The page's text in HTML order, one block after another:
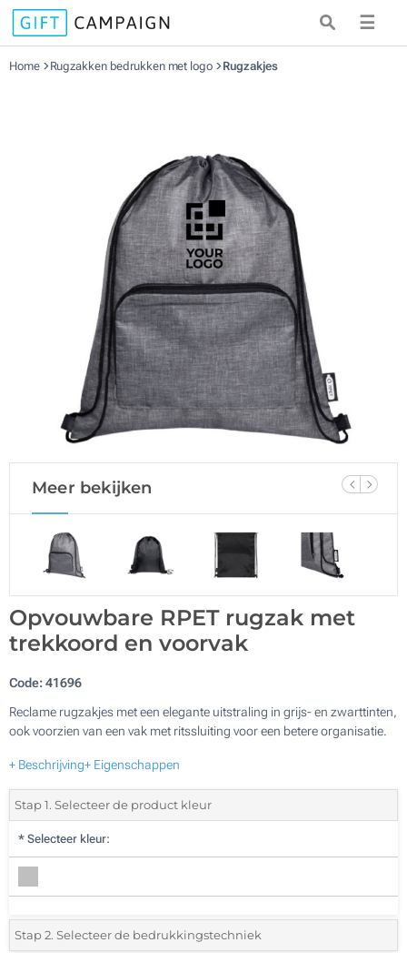
☰
Home Rugzakken bedrukken met logo Rugzakjes
Meer bekijken
Opvouwbare RPET rugzak met
trekkoord en voorvak
Code:41696
Reclame rugzakjes met een elegante uitstraling in grijs- en zwarttinten,
ook voorzien van een vak met ritssluiting voor een betere organisatie.
+ Beschrijving+ Eigenschappen
Stap 1. Selecteer de product kleur
* Selecteer kleur:
Stap 2. Selecteer de bedrukkingstechniek